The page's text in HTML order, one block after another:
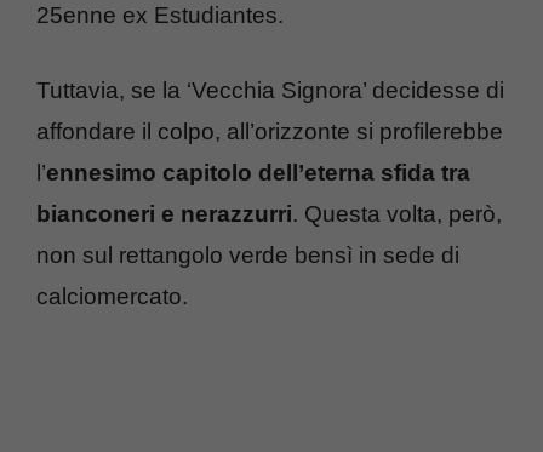
25enne ex Estudiantes.
Tuttavia, se la ‘Vecchia Signora’ decidesse di
affondare il colpo, all’orizzonte si profilerebbe
l’ennesimo capitolo dell’eterna sfida tra
bianconeri e nerazzurri. Questa volta, però,
non sul rettangolo verde bensì in sede di
calciomercato.